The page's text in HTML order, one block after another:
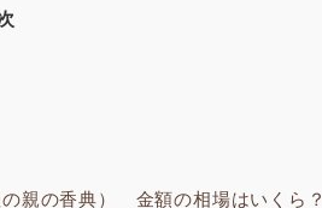
親の香典） 金額の相場はいくら？